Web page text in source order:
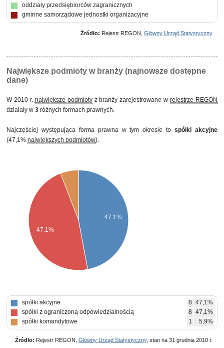
oddziały przedsiębiorców zagranicznych
gminne samorządowe jednostki organizacyjne
Źródło: Rejestr REGON, Główny Urząd Statystyczny
Największe podmioty w branży (najnowsze dostępne
dane)
W 2010 r. największe podmiotyz branży zarejestrowane wrejestrze REGON
działały w 3 różnych formach prawnych.
Najczęściej występująca forma prawna w tym okresie tospółki akcyjne
(47,1% największych podmiotów).
47.1%
47.1%
spółki akcyjne 8 47,1%
spółki z ograniczoną odpowiedzialnością
8 47,1%
spółki komandytowe
1 5,9%
Źródło: Rejestr REGON, Główny Urząd Statystyczny, stan na 31 grudnia 2010 r.